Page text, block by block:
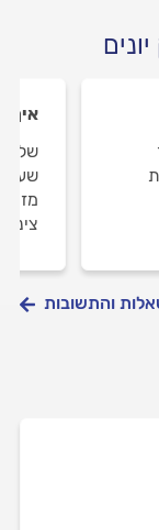
איך
והתשובות